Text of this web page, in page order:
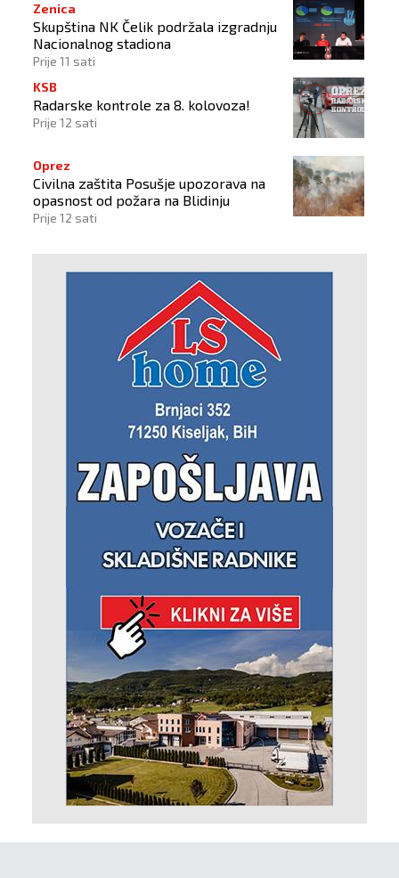
Zenica
Skupština NK Čelik podržala izgradnju
Nacionalnog stadiona
Prije 11 sati
KSB
Radarske kontrole za 8. kolovoza!
Prije 12 sati
Oprez
Civilna zaštita Posušje upozorava na
opasnost od požara na Blidinju
Prije 12 sati